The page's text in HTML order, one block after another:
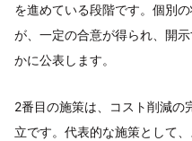
を進めている段階です。個別
が、一定の合意が得られ、開
かに公表します。
2番目の施策は、コスト削減の
立です。代表的な施策として